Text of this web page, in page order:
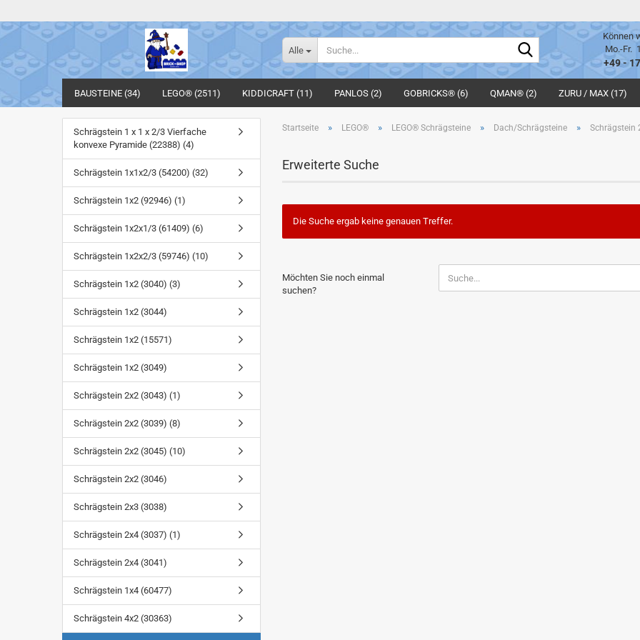
Alle
Können
Mo.-Fr.
+49 -
BAUSTEINE (34) LEGO® (2511) KIDDICRAFT (11) PANLOS (2) GOBRICKS® (6) QMAN® (2) ZURU / MAX (17)
Startseite » LEGO® » LEGO® Schrägsteine » Dach/Schrägsteine » Schrägstein
Erweiterte Suche
Die Suche ergab keine genauen Treffer.
SIE
NOCH
Möchten Sie noch einmal
suchen?
Schrägstein 1 x 1 x 2/3 Vierfache
konvexe Pyramide (22388) (4)
Schrägstein 1x1x2/3 (54200) (32)
Schrägstein 1x2 (92946) (1)
Schrägstein 1x2x1/3 (61409) (6)
Schrägstein 1x2x2/3 (59746) (10)
Schrägstein 1x2 (3040) (3)
Schrägstein 1x2 (3044)
Schrägstein 1x2 (15571)
Schrägstein 1x2 (3049)
Schrägstein 2x2 (3043) (1)
Schrägstein 2x2 (3039) (8)
Schrägstein 2x2 (3045) (10)
Schrägstein 2x2 (3046)
Schrägstein 2x3 (3038)
Schrägstein 2x4 (3037) (1)
Schrägstein 2x4 (3041)
Schrägstein 1x4 (60477)
Schrägstein 4x2 (30363)